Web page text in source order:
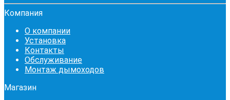
Компания
О компании
Установка
Контакты
Обслуживание
Монтаж дымоходов
Магазин